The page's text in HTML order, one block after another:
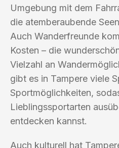
Umgebung mit dem
die atemberaubende
Auch Wanderfreunde
Kosten – die
Vielzahl an
gibt es in Tampere viele
Sportmöglichkeiten,
Lieblingssportarten
entdecken kannst.
Auch kulturell hat